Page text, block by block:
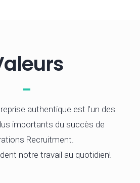
authentique est l’un des
importants du succès de
Recruitment.
notre travail au quotidien!